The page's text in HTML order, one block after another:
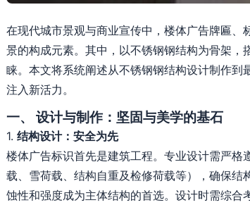
在现代城市景观与商业宣传中，楼体广告牌匾
景的构成元素。其中，以不锈钢钢结构为骨架
睐。本文将系统阐述从不锈钢钢结构设计制作
注入新活力。
一、 设计与制作：坚固与美学的基石
1. 结构设计：安全为先
楼体广告标识首先是建筑工程。专业设计需严
载、雪荷载、结构自重及检修荷载等），确保
蚀性和强度成为主体结构的首选。设计时需综合